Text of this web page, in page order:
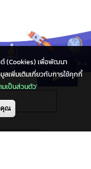
ต์ (Cookies) เพื่อพัฒนา
เพิ่มเติมเกี่ยวกับการใช้คุกกี้
มเป็นส่วนตัว'
คุณ